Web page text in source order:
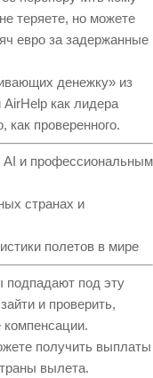
теряете, но можете
евро за задержанные
денежку» из
как лидера
как проверенного.
AI и профессиональным
странах и
полетов в мире
подпадают под эту
и проверить,
получить выплаты
вылета.